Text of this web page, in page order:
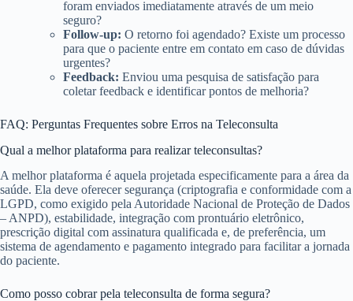
foram enviados imediatamente através de um meio
seguro?
Follow-up: O retorno foi agendado? Existe um processo
para que o paciente entre em contato em caso de dúvidas
urgentes?
Feedback: Enviou uma pesquisa de satisfação para
coletar feedback e identificar pontos de melhoria?
FAQ: Perguntas Frequentes sobre Erros na Teleconsulta
Qual a melhor plataforma para realizar teleconsultas?
A melhor plataforma é aquela projetada especificamente para a área da
saúde. Ela deve oferecer segurança (criptografia e conformidade com a
LGPD, como exigido pela Autoridade Nacional de Proteção de Dados
– ANPD), estabilidade, integração com prontuário eletrônico,
prescrição digital com assinatura qualificada e, de preferência, um
sistema de agendamento e pagamento integrado para facilitar a jornada
do paciente.
Como posso cobrar pela teleconsulta de forma segura?